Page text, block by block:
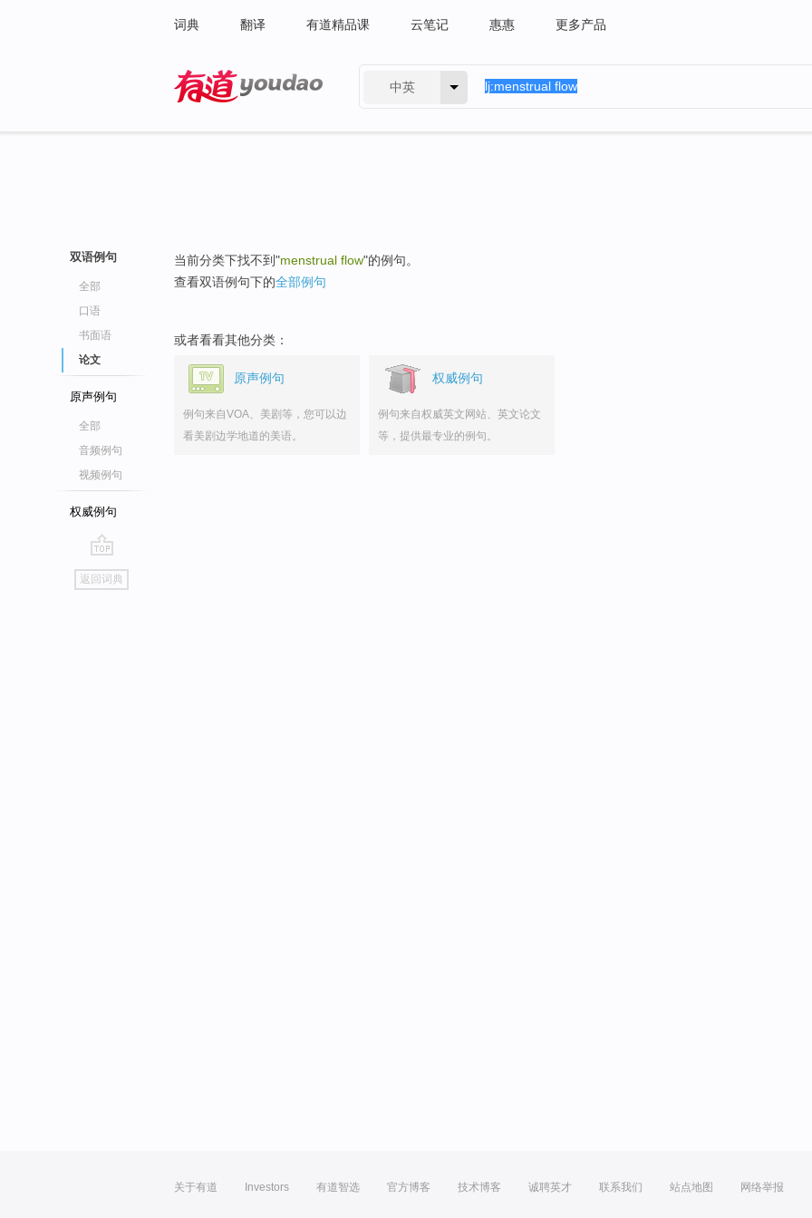
词典 翻译 有道精品课 云笔记 惠惠 更多产品
中英
双语例句
全部
口语
书面语
论文
原声例句
全部
音频例句
视频例句
权威例句
go
top
返回词典
当前分类下找不到"menstrual flow"的例句。
查看双语例句下的全部例句
或者看看其他分类：
原声例句
例句来自VOA、美剧等，您可以边
看美剧边学地道的美语。
权威例句
例句来自权威英文网站、英文论文
等，提供最专业的例句。
关于有道 Investors 有道智选 官方博客 技术博客 诚聘英才 联系我们 站点地图 网络举报